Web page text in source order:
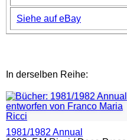
Siehe auf eBay
In derselben Reihe:
1981/1982 Annual